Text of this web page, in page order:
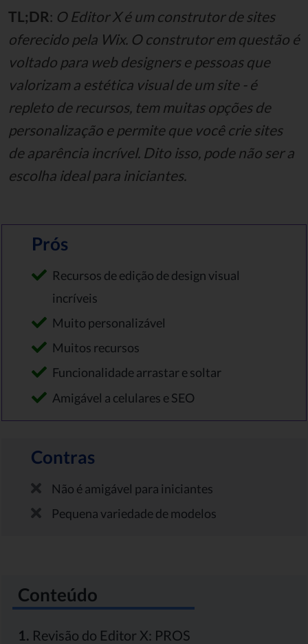
TL;DR: O Editor X é um construtor de sites
oferecido pela Wix. O construtor em questão é
voltado para web designers e pessoas que
valorizam a estética visual de um site - é
repleto de recursos, tem muitas opções de
personalização e permite que você crie sites
de aparência incrível. Dito isso, pode não ser a
escolha ideal para iniciantes.
Prós
Recursos de edição de design visual
incríveis
Muito personalizável
Muitos recursos
Funcionalidade arrastar e soltar
Amigável a celulares e SEO
Contras
Não é amigável para iniciantes
Pequena variedade de modelos
Conteúdo
1. Revisão do Editor X: PROS